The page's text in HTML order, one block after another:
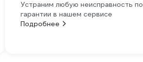
Устраним любую неисправность по
гарантии в нашем сервисе
Подробнее